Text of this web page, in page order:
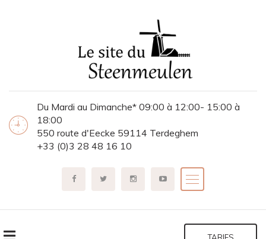
Du Mardi au Dimanche* 09:00 à 12:00- 15:00 à
18:00
550 route d'Eecke 59114 Terdeghem
+33 (0)3 28 48 16 10